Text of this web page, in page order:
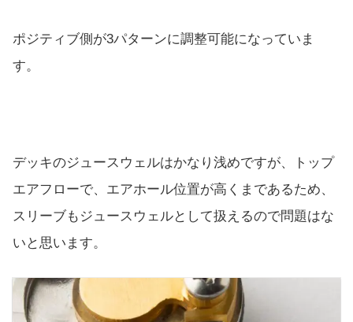
ポジティブ側が3パターンに調整可能になっていま
す。
デッキのジュースウェルはかなり浅めですが、トップ
エアフローで、エアホール位置が高くまであるため、
スリーブもジュースウェルとして扱えるので問題はな
いと思います。